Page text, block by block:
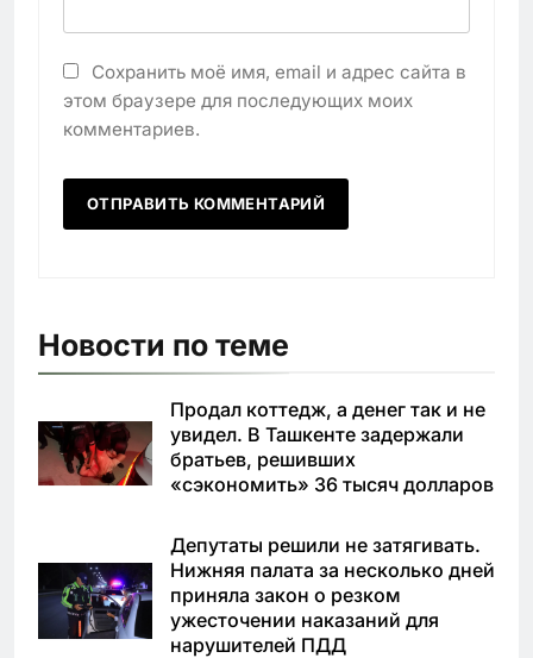
Сохранить моё имя, email и адрес сайта в
этом браузере для последующих моих
комментариев.
Новости по теме
Продал коттедж, а денег так и не
увидел. В Ташкенте задержали
братьев, решивших
«сэкономить» 36 тысяч долларов
Депутаты решили не затягивать.
Нижняя палата за несколько дней
приняла закон о резком
ужесточении наказаний для
нарушителей ПДД